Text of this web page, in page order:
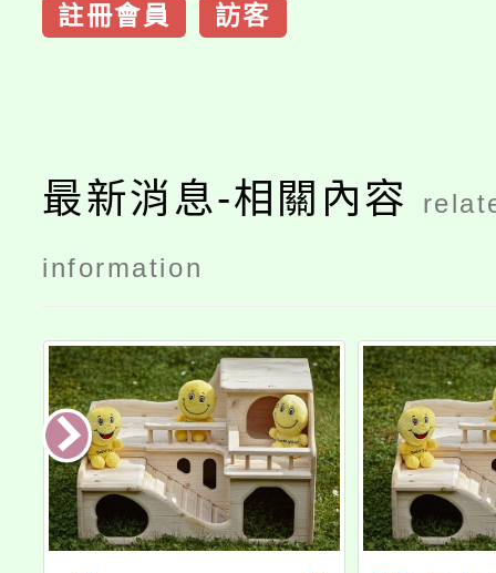
註冊會員 訪客
最新消息-相關內容
information